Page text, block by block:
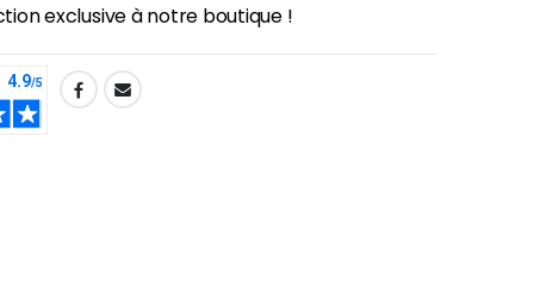
Une bougie 150 gr et votre Prière déposées à Lourdes
exclusive à notre boutique !